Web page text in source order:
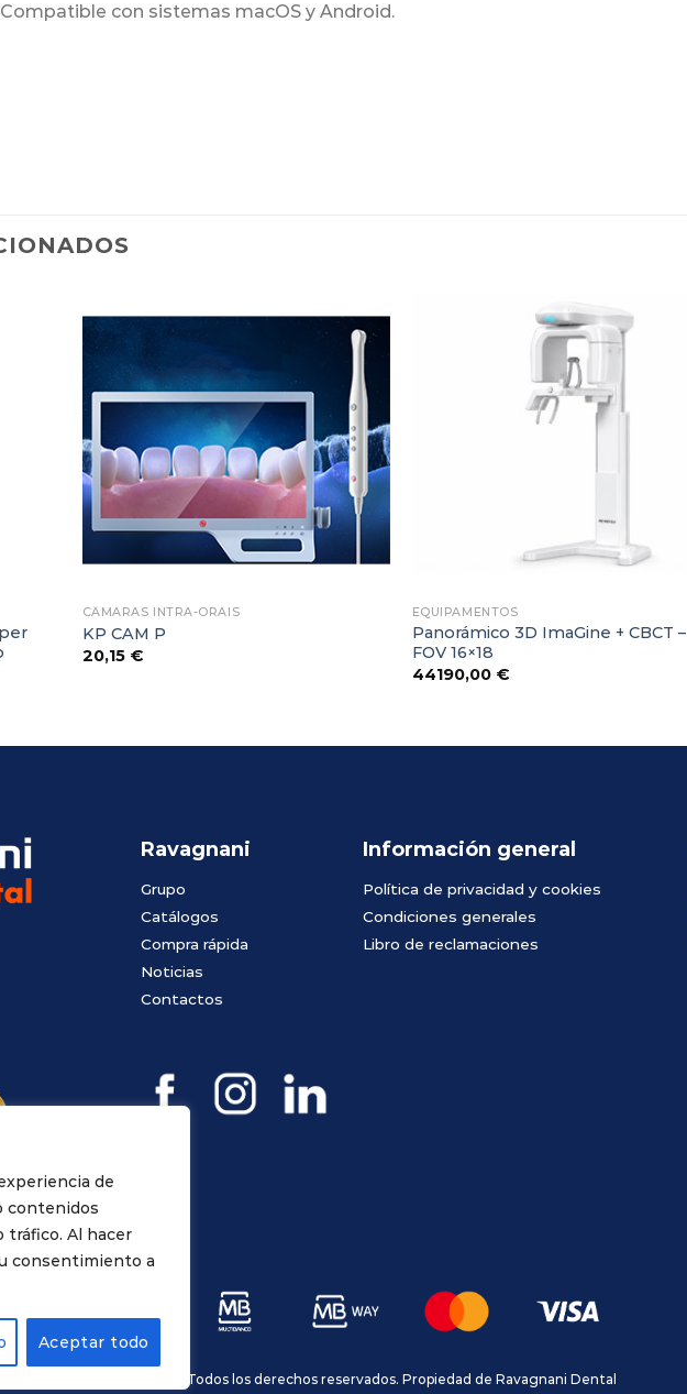
de
contenidos
tráfico. Al hacer
consentimiento a
Aceptar todo
con sistemas macOS y Android.
Adicionar
Favoritos
CÂMARAS INTRA-ORAIS
KP CAM P
20,15 €
EQUIPAMENTOS
Panorámico 3D ImaGine + CBCT –
FOV 16×18
44190,00 €
Ravagnani
Grupo
Catálogos
Compra rápida
Noticias
Contactos
Información general
Política de privacidad y cookies
Condiciones generales
Libro de reclamaciones
Todos los derechos reservados. Propiedad de Ravagnani Dental